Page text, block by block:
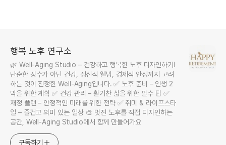
행복 노후 연구소
🌿 Well-Aging Studio – 건강하고 행복한 노후 디자인하기!
단순한 장수가 아닌 건강, 정신적 웰빙, 경제적 안정까지 고려
하는 것이 진정한 Well-Aging입니다. ✅ 노후 준비 – 인생 2
막을 위한 계획 ✅ 건강 관리 – 활기찬 삶을 위한 필수 팁 ✅
재정 플랜 – 안정적인 미래를 위한 전략 ✅ 취미 & 라이프스타
일 – 즐겁고 의미 있는 일상 🎨 멋진 노후를 직접 디자인하는
공간, Well-Aging Studio에서 함께 만들어가요
구독하기